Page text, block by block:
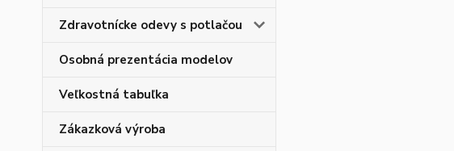
Zdravotnícke odevy s potlačou
Osobná prezentácia modelov
Veľkostná tabuľka
Zákazková výroba